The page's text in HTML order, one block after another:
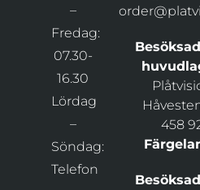
–
Fredag:
07.30-
16.30
Lördag
–
Söndag:
Telefon
458